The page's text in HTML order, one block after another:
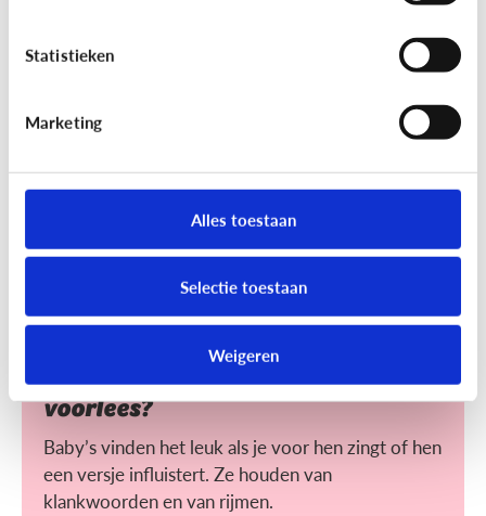
Statistieken
Marketing
Alles toestaan
Selectie toestaan
Weigeren
Voorlezen aan jonge kinderen zorgt ervoor dat ze
hen makkelijker?
Heeft het nut dat ik mijn baby
voorlees?
Baby’s vinden het leuk als je voor hen zingt of hen
een versje influistert. Ze houden van
klankwoorden en van rijmen.